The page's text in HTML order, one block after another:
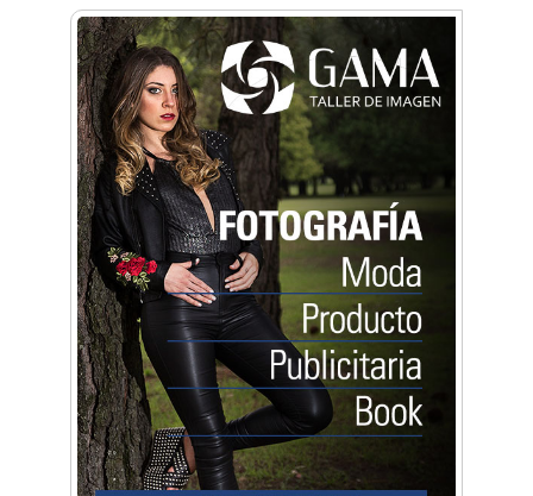
Docentes y directivos se capacitaron sobre
inteligencia artificial para aplicar en las aulas